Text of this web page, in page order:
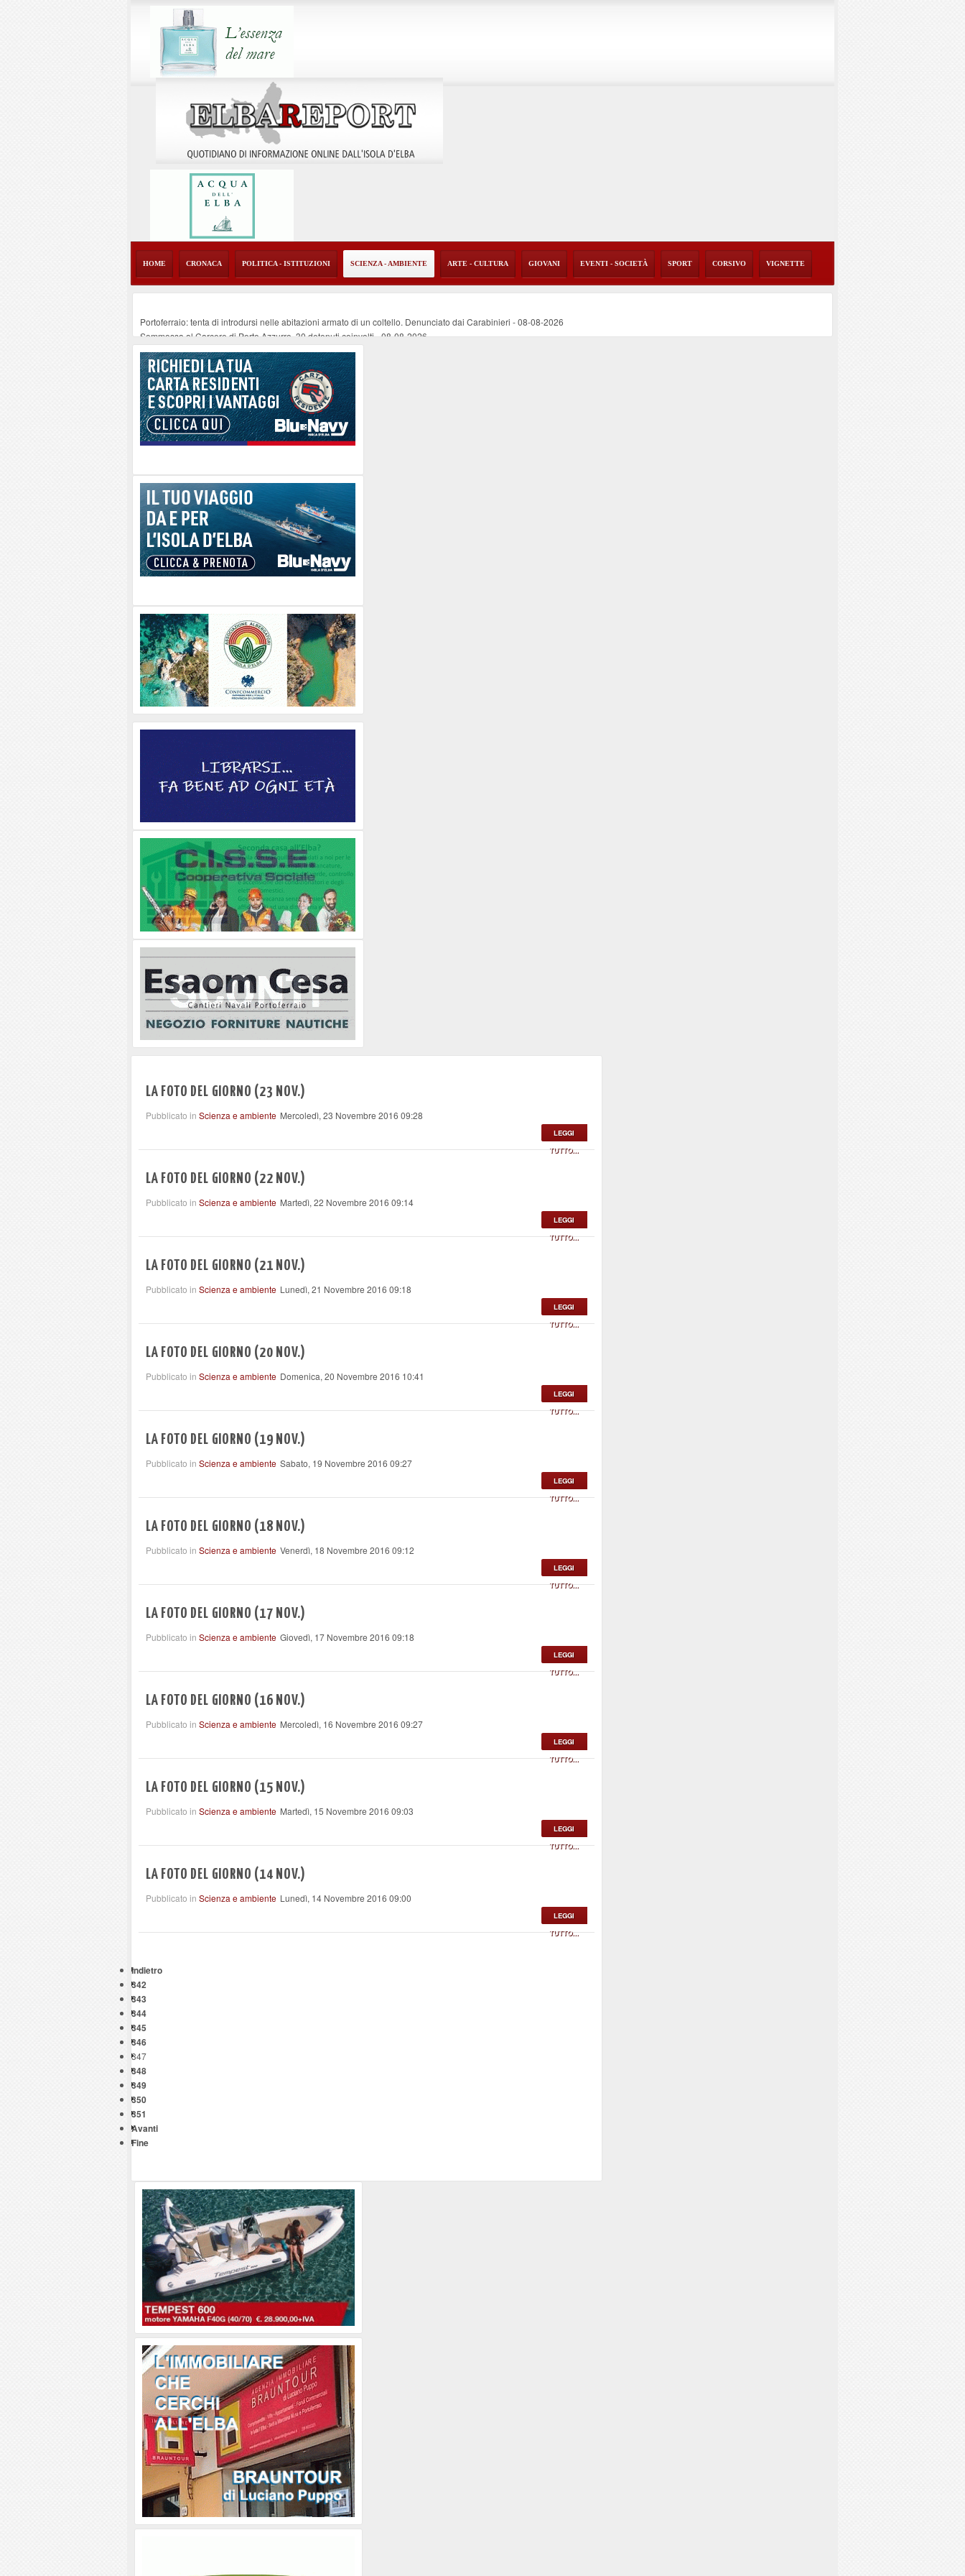
HOME CRONACA POLITICA - ISTITUZIONI SCIENZA - AMBIENTE ARTE - CULTURA GIOVANI EVENTI - SOCIETÀ SPORT CORSIVO VIGNETTE
Portoferraio: tenta di introdursi nelle abitazioni armato di un coltello. Denunciato dai Carabinieri -08-08-2026
Sommossa al Carcere di Porto Azzurro, 30 detenuti coinvolti-08-08-2026
“Diamanti all’Inferno nell’infinito” e il teatro come esercizio del dubbio
Mola ripulita dagli scout Agesci della Valsusa e Legambiente
La grave carenza di medici Usmaf sta creando notevoli disagi ai lavoratori marittimi e alle aziende
LA FOTO DEL GIORNO (23 NOV.)
Pubblicato in Scienza e ambiente Mercoledì, 23 Novembre 2016 09:28
LEGGI
TUTTO...
LA FOTO DEL GIORNO (22 NOV.)
Pubblicato in Scienza e ambiente Martedì, 22 Novembre 2016 09:14
LEGGI
TUTTO...
LA FOTO DEL GIORNO (21 NOV.)
Pubblicato in Scienza e ambiente Lunedì, 21 Novembre 2016 09:18
LEGGI
TUTTO...
LA FOTO DEL GIORNO (20 NOV.)
Pubblicato in Scienza e ambiente Domenica, 20 Novembre 2016 10:41
LEGGI
TUTTO...
LA FOTO DEL GIORNO (19 NOV.)
Pubblicato in Scienza e ambiente Sabato, 19 Novembre 2016 09:27
LEGGI
TUTTO...
LA FOTO DEL GIORNO (18 NOV.)
Pubblicato in Scienza e ambiente Venerdì, 18 Novembre 2016 09:12
LEGGI
TUTTO...
LA FOTO DEL GIORNO (17 NOV.)
Pubblicato in Scienza e ambiente Giovedì, 17 Novembre 2016 09:18
LEGGI
TUTTO...
LA FOTO DEL GIORNO (16 NOV.)
Pubblicato in Scienza e ambiente Mercoledì, 16 Novembre 2016 09:27
LEGGI
TUTTO...
LA FOTO DEL GIORNO (15 NOV.)
Pubblicato in Scienza e ambiente Martedì, 15 Novembre 2016 09:03
LEGGI
TUTTO...
LA FOTO DEL GIORNO (14 NOV.)
Pubblicato in Scienza e ambiente Lunedì, 14 Novembre 2016 09:00
LEGGI
TUTTO...
Indietro
342
343
344
345
346
347
348
349
350
351
Avanti
Fine